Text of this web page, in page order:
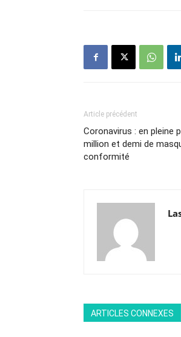
Article précédent
Coronavirus : en pleine
million et demi de
conformité
ARTICLES CONNEXES